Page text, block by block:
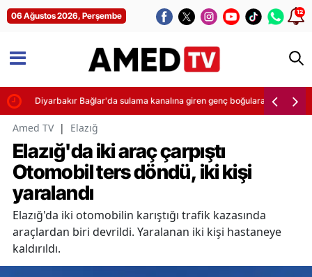
06 Ağustos 2026, Perşembe 12
Diyarbakır Bağlar'da sulama kanalına giren genç boğularak yaşamını
Amed TV | Elazığ
Elazığ'da iki araç çarpıştı
Otomobil ters döndü, iki kişi
yaralandı
Elazığ'da iki otomobilin karıştığı trafik kazasında
araçlardan biri devrildi. Yaralanan iki kişi hastaneye
kaldırıldı.